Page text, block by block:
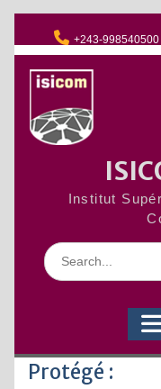
to
content
+243-998540500
Institut
Search
for:
Protégé :